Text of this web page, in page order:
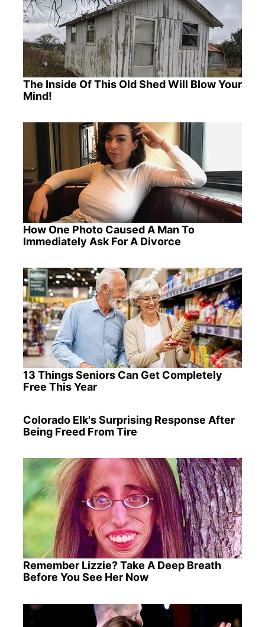
The Inside Of This Old Shed Will Blow Your
Mind!
How One Photo Caused A Man To
Immediately Ask For A Divorce
13 Things Seniors Can Get Completely
Free This Year
Colorado Elk's Surprising Response After
Being Freed From Tire
Remember Lizzie? Take A Deep Breath
Before You See Her Now